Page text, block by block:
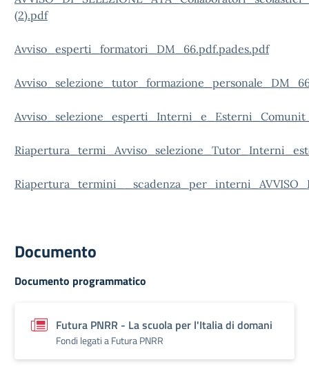
(2).pdf
Avviso_esperti_formatori_DM_66.pdf.pades.pdf
Documento
Documento programmatico
Futura PNRR - La scuola per l'Italia di domani
Fondi legati a Futura PNRR